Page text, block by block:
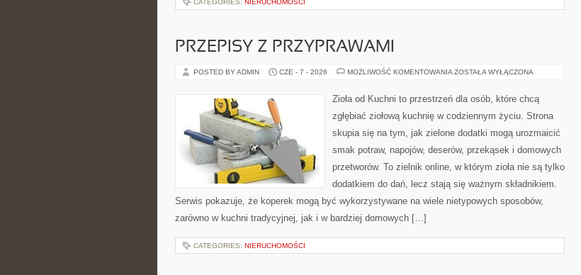
CATEGORIES: NIERUCHOMOŚCI
PRZEPISY Z PRZYPRAWAMI
POSTED BY ADMIN CZE - 7 - 2026 MOŻLIWOŚĆ KOMENTOWANIA PRZEPISY
ZOSTAŁA WYŁĄCZONA
Zioła od Kuchni to przestrzeń dla osób, które chcą
zgłębiać ziołową kuchnię w codziennym życiu. Strona
skupia się na tym, jak zielone dodatki mogą urozmaicić
smak potraw, napojów, deserów, przekąsek i domowych
przetworów. To zielnik online, w którym zioła nie są tylko
dodatkiem do dań, lecz stają się ważnym składnikiem.
Serwis pokazuje, że koperek mogą być wykorzystywane na wiele nietypowych sposobów,
zarówno w kuchni tradycyjnej, jak i w bardziej domowych […]
CATEGORIES: NIERUCHOMOŚCI